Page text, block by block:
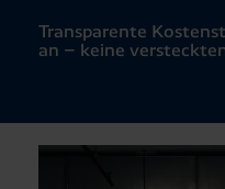
Transparente
an – keine